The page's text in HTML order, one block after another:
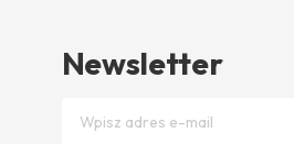
Newsletter